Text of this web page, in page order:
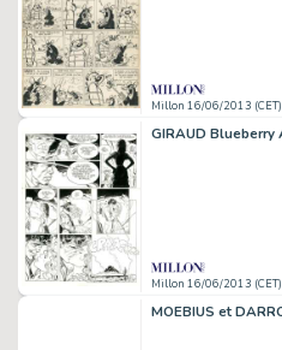
Millon 16/06/2013 (CET)
Millon 16/06/2013 (CET)